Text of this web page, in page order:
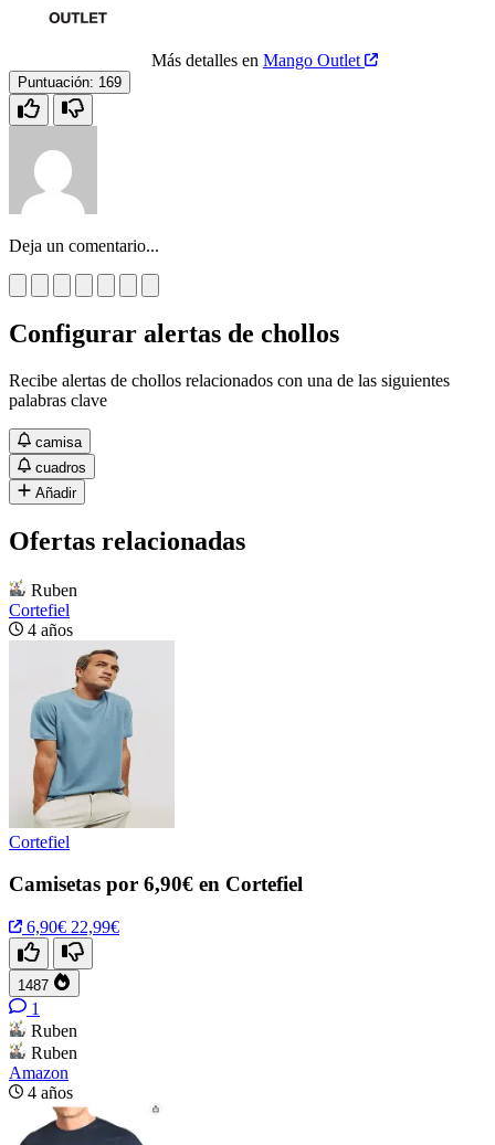
Más detalles en Mango Outlet
Puntuación: 169
Deja un comentario...
Configurar alertas de chollos
Recibe alertas de chollos relacionados con una de las siguientes
palabras clave
camisa
cuadros
Añadir
Ofertas relacionadas
Ruben
Cortefiel
4 años
Cortefiel
Camisetas por 6,90€ en Cortefiel
6,90€ 22,99€
1487
1
Ruben
Ruben
Amazon
4 años